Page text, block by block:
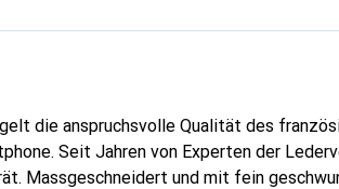
die anspruchsvolle Qualität des
Seit Jahren von Experten der
Massgeschneidert und mit fein